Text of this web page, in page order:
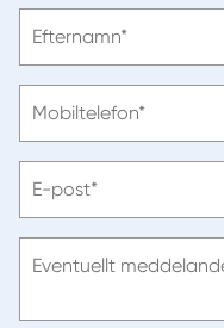
ange
Efternamn*
ange
Mobiltelefon*
ange
post
E-post*
Eventuellt